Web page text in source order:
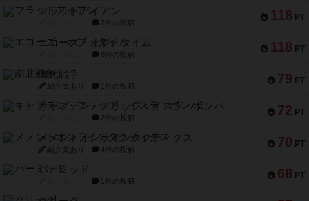
118 PT
フラットアイアン
2件の投稿
118 PT
エコーズ・オブ・タイム
8件の投稿
79 PT
南北戦争
紹介文あり 1件の投稿
72 PT
キャプテン・フリップ：イスラ・ボンバ
2件の投稿
70 PT
メメントオンラインタクティクス
紹介文あり 4件の投稿
68 PT
パーミッド
1件の投稿